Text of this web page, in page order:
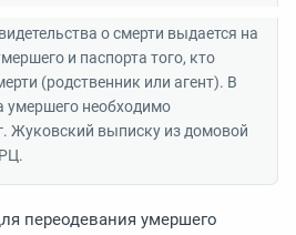
о смерти выдается на
и паспорта того, кто
(родственник или агент). В
умершего необходимо
Жуковский выписку из домовой
переодевания умершего